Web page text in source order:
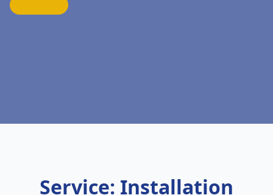
Service: Installation